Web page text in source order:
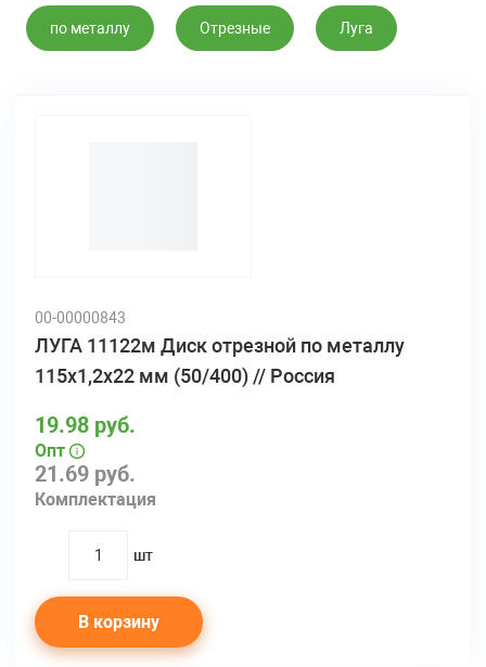
по металлу Отрезные Луга
00-00000843
ЛУГА 11122м Диск отрезной по металлу
115х1,2х22 мм (50/400) // Россия
21.69 руб.
Комплектация
19.98 руб.
Опт
quantity
шт
В корзину